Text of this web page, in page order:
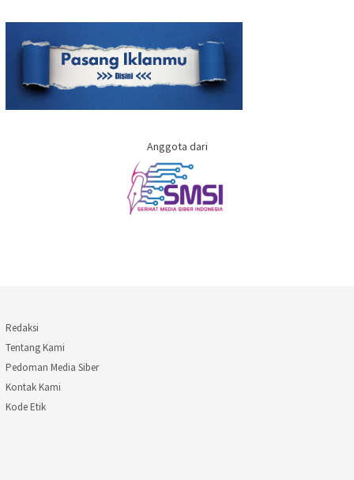
Anggota dari
Redaksi
Tentang Kami
Pedoman Media Siber
Kontak Kami
Kode Etik